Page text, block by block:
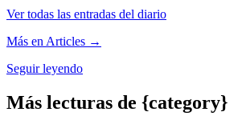
Ver todas las entradas del diario
Más en Articles →
Seguir leyendo
Más lecturas de {category}